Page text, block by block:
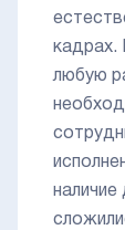
кадрах.
любую